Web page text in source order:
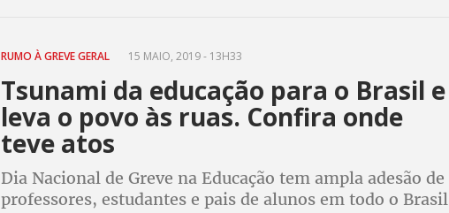
RUMO À GREVE GERAL 15 MAIO, 2019 - 13H33
Tsunami da educação para o Brasil e
leva o povo às ruas. Confira onde
teve atos
Dia Nacional de Greve na Educação tem ampla adesão de
professores, estudantes e pais de alunos em todo o Brasil